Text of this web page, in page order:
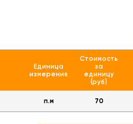
Единица
измерения
Стоимость
за
единицу
(руб)
п.м 70